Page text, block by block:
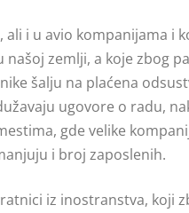
i u avio kompanijama i
zemlji, a koje zbog
šalju na plaćena
ugovore o radu,
gde velike
i broj zaposlenih.
iz inostranstva, koji